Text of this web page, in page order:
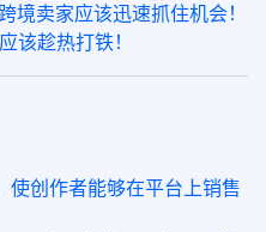
境卖家应该迅速抓住机会！
该趁热打铁！
创作者能够在平台上销售